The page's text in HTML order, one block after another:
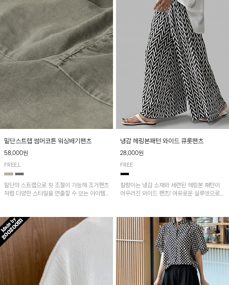
밑단스트랩 썸머코튼 워싱배기팬츠
58,000원
FREE,L
밑단의 스트랩으로 핏 조절이 가능해 조거팬츠
처럼 다양한 스타일을 연출할 수 있는 아이템!
냉감 헤링본패턴 와이드 큐롯팬츠
28,000원
FREE
찰랑이는 냉감 소재와 세련된 헤링본 패턴이
어우러진 와이드 팬츠! 여유로운 실루엣으로
다.